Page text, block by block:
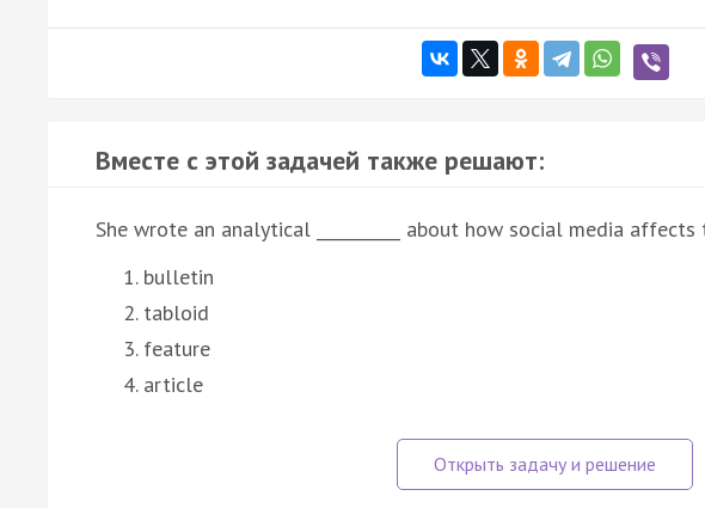
Вместе с этой задачей также решают:
She wrote an analytical __________ about how social media affects
bulletin
tabloid
feature
article